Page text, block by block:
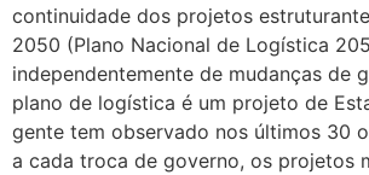
continuidade dos projetos
2050 (Plano Nacional de Logística
independentemente de mudanças de
plano de logística é um projeto de
gente tem observado nos últimos 30
a cada troca de governo, os projetos